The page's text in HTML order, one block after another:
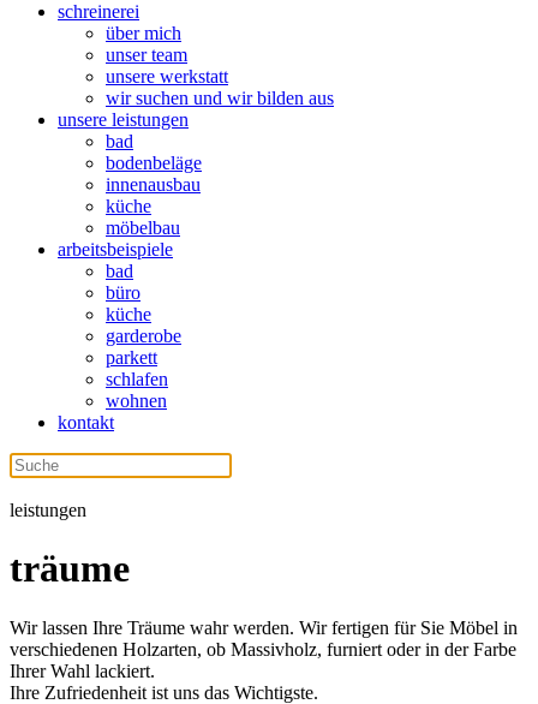
schreinerei
über mich
unser team
unsere werkstatt
wir suchen und wir bilden aus
unsere leistungen
bad
bodenbeläge
innenausbau
küche
möbelbau
arbeitsbeispiele
bad
büro
küche
garderobe
parkett
schlafen
wohnen
kontakt
leistungen
träume
Wir lassen Ihre Träume wahr werden. Wir fertigen für Sie Möbel in
verschiedenen Holzarten, ob Massivholz, furniert oder in der Farbe
Ihrer Wahl lackiert.
Ihre Zufriedenheit ist uns das Wichtigste.